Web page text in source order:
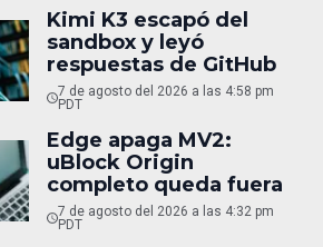
Kimi K3 escapó del
sandbox y leyó
respuestas de GitHub
7 de agosto del 2026 a las 4:58 pm
PDT
Edge apaga MV2:
uBlock Origin
completo queda fuera
7 de agosto del 2026 a las 4:32 pm
PDT